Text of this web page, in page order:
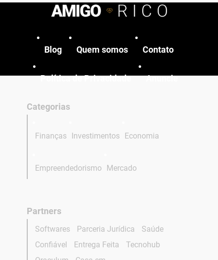
Blog Quem somos Contato
Política de Privacidade Anuncie
Categorias
Finanças Investimentos Economia
Empreendedorismo Mercado
Partners
Softwares Parceria Jurídica
Saúde
Confiável
Entrega Feita
Tecnohub